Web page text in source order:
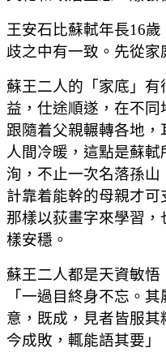
王安石比蘇軾年長16
歧之中有一致。先從家
蘇王二人的「家底」
益，仕途順遂，在不
跟隨着父親輾轉各地，
人間冷暖，這點是蘇
洵，不止一次名落孫
計靠着能幹的母親才
那樣以荻畫字來學習
樣安穩。
蘇王二人都是天資敏
「一過目終身不忘。
意，既成，見者皆服其
今成敗，輒能語其要